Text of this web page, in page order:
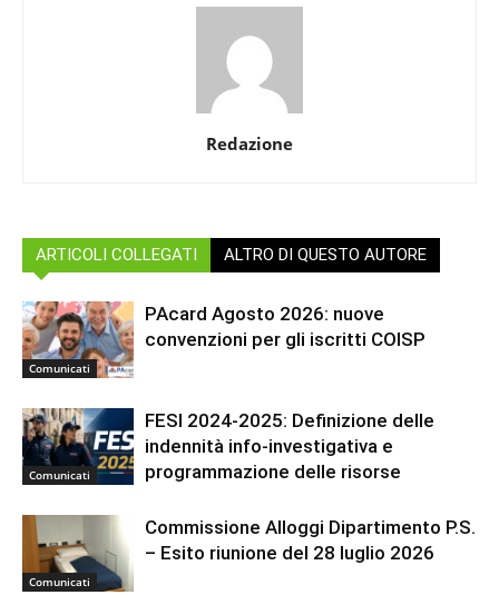
Redazione
ARTICOLI COLLEGATI ALTRO DI QUESTO AUTORE
Comunicati
PAcard Agosto 2026: nuove
convenzioni per gli iscritti COISP
Comunicati
FESI 2024-2025: Definizione delle
indennità info-investigativa e
programmazione delle risorse
Comunicati
Commissione Alloggi Dipartimento P.S.
– Esito riunione del 28 luglio 2026